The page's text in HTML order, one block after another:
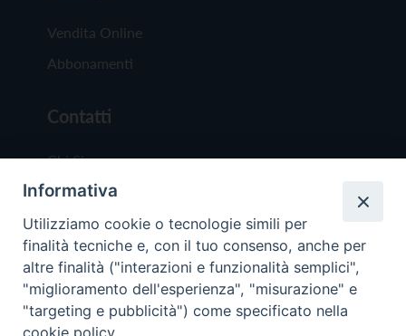
Vendita Online
Abbonamenti
Contatti
Chi Siamo
Redazione
Scrivici
Informativa
Utilizziamo cookie o tecnologie simili per
finalità tecniche e, con il tuo consenso, anche per
altre finalità ("interazioni e funzionalità semplici",
"miglioramento dell'esperienza", "misurazione" e
"targeting e pubblicità") come specificato nella